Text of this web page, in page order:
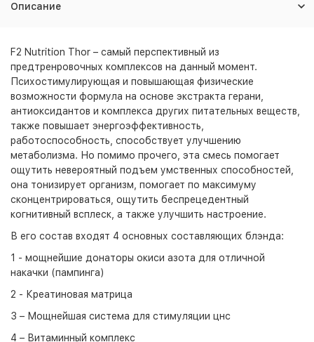
Описание
F2 Nutrition Thor – самый перспективный из
предтренровочных комплексов на данный момент.
Психостимулирующая и повышающая физические
возможности формула на основе экстракта герани,
антиоксидантов и комплекса других питательных веществ,
также повышает энергоэффективность,
работоспособность, способствует улучшению
метаболизма. Но помимо прочего, эта смесь помогает
ощутить невероятный подъем умственных способностей,
она тонизирует организм, помогает по максимуму
сконцентрироваться, ощутить беспрецедентный
когнитивный всплеск, а также улучшить настроение.
В его состав входят 4 основных составляющих блэнда:
1 - мощнейшие донаторы окиси азота для отличной
накачки (пампинга)
2 - Креатиновая матрица
3 – Мощнейшая система для стимуляции цнс
4 – Витаминный комплекс